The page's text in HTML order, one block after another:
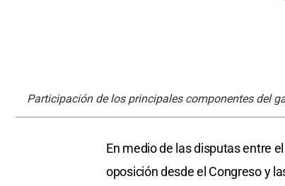
Participación de los principales componentes del
En medio de las disputas entre
oposición desde el Congreso y